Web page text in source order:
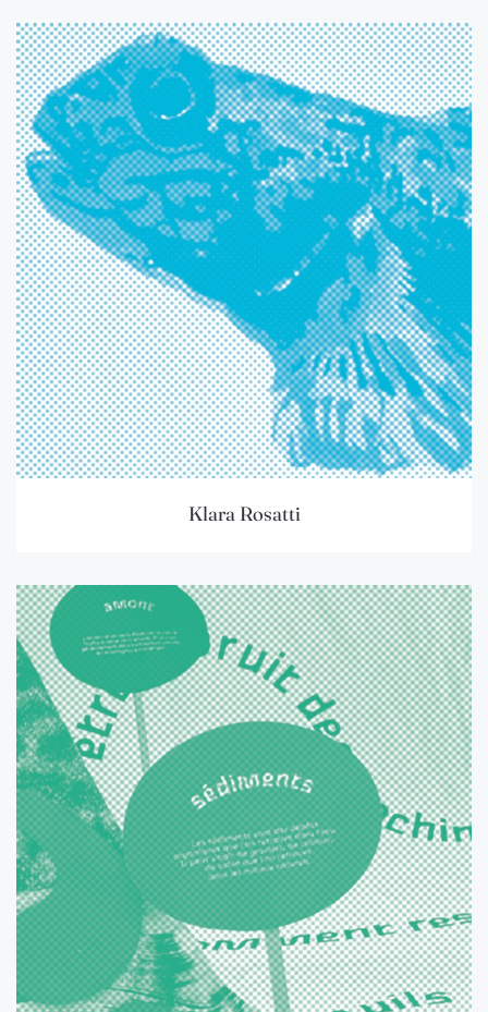
Klara Rosatti